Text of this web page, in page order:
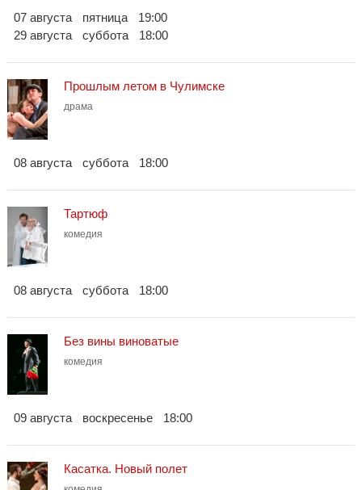
07 августа пятница
19:00
29 августа
суббота 18:00
Прошлым летом в Чулимске
драма
08 августа суббота 18:00
Тартюф
комедия
08 августа суббота 18:00
Без вины виноватые
комедия
09 августа воскресенье 18:00
Касатка. Новый полет